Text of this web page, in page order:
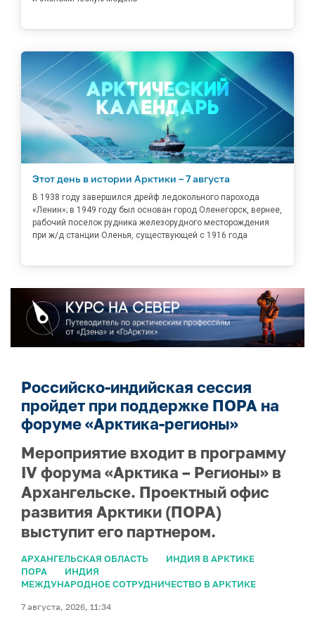
Этот день в истории Арктики – 7 августа
В 1938 году завершился дрейф ледокольного парохода
«Ленин»; в 1949 году был основан город Оленегорск, вернее,
рабочий поселок рудника железорудного месторождения
при ж/д станции Оленья, существующей с 1916 года
Российско-индийская сессия
пройдет при поддержке ПОРА на
форуме «Арктика-регионы»
Мероприятие входит в программу
IV форума «Арктика – Регионы» в
Архангельске. Проектный офис
развития Арктики (ПОРА)
выступит его партнером.
АРХАНГЕЛЬСКАЯ ОБЛАСТЬ
ИНДИЯ В АРКТИКЕ
ПОРА
ИНДИЯ
МЕЖДУНАРОДНОЕ СОТРУДНИЧЕСТВО В АРКТИКЕ
7 августа, 2026, 11:34